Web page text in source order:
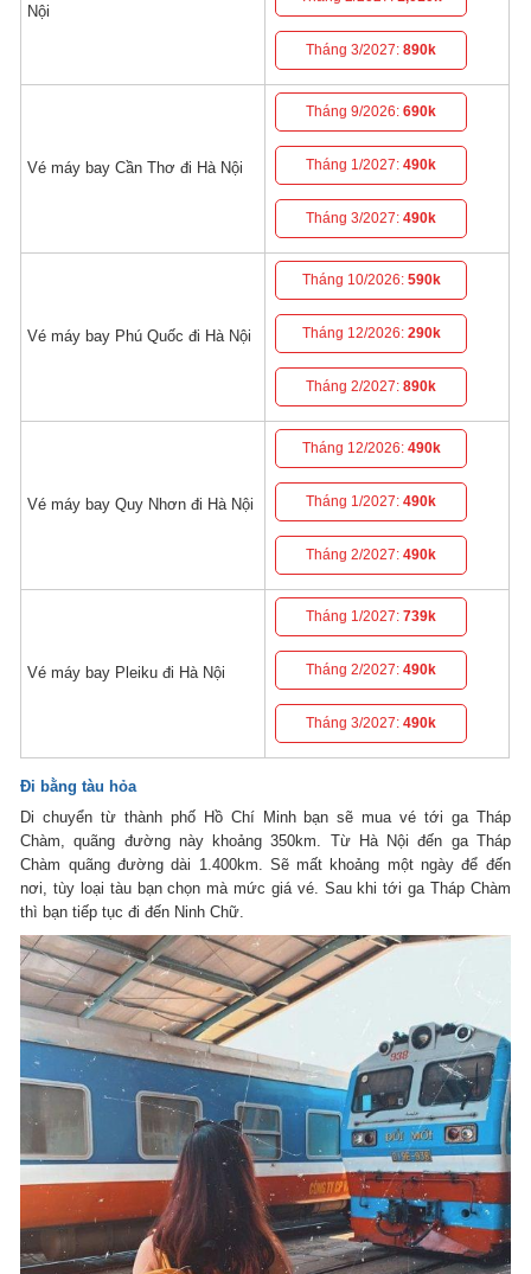
Nội
Tháng 3/2027:890k
Vé máy bay Cần Thơ đi Hà Nội
Tháng 9/2026:690k
Tháng 1/2027:490k
Tháng 3/2027:490k
Vé máy bay Phú Quốc đi Hà Nội
Tháng 10/2026: 590k
Tháng 12/2026: 290k
Tháng 2/2027:890k
Vé máy bay Quy Nhơn đi Hà Nội
Tháng 12/2026: 490k
Tháng 1/2027:490k
Tháng 2/2027:490k
Vé máy bay Pleiku đi Hà Nội
Tháng 1/2027:739k
Tháng 2/2027:490k
Tháng 3/2027:490k
Đi bằng tàu hỏa
Di chuyển từ thành phố Hồ Chí Minh bạn sẽ mua vé tới ga Tháp
Chàm, quãng đường này khoảng 350km. Từ Hà Nội đến ga Tháp
Chàm quãng đường dài 1.400km. Sẽ mất khoảng một ngày để đến
nơi, tùy loại tàu bạn chọn mà mức giá vé. Sau khi tới ga Tháp Chàm
thì bạn tiếp tục đi đến Ninh Chữ.